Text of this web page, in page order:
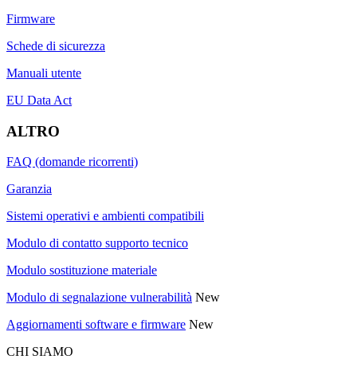
Firmware
Schede di sicurezza
Manuali utente
EU Data Act
ALTRO
FAQ (domande ricorrenti)
Garanzia
Sistemi operativi e ambienti compatibili
Modulo di contatto supporto tecnico
Modulo sostituzione materiale
Modulo di segnalazione vulnerabilità New
Aggiornamenti software e firmware New
CHI SIAMO